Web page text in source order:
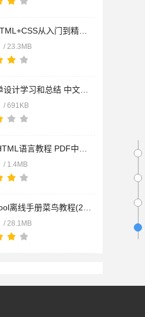
/ 23.3MB
/ 691KB
/ 1.4MB
/ 28.1MB